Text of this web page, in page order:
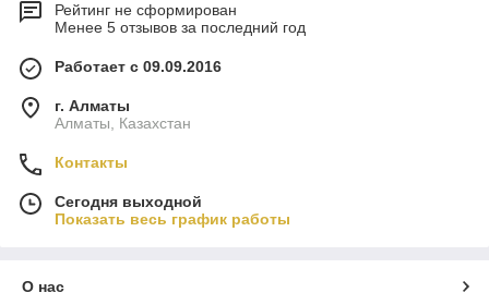
Рейтинг не сформирован
Менее 5 отзывов за последний год
Работает с 09.09.2016
г. Алматы
Алматы, Казахстан
Контакты
Сегодня выходной
Показать весь график работы
О нас